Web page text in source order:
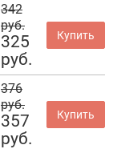
342
руб.
325
руб.
Купить
376
руб.
357
руб.
Купить